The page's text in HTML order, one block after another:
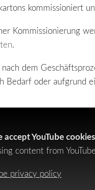
kommissioniert
Kommissionierung
.
dem
Bedarf oder aufgrund
accept YouTube
content from
privacy policy